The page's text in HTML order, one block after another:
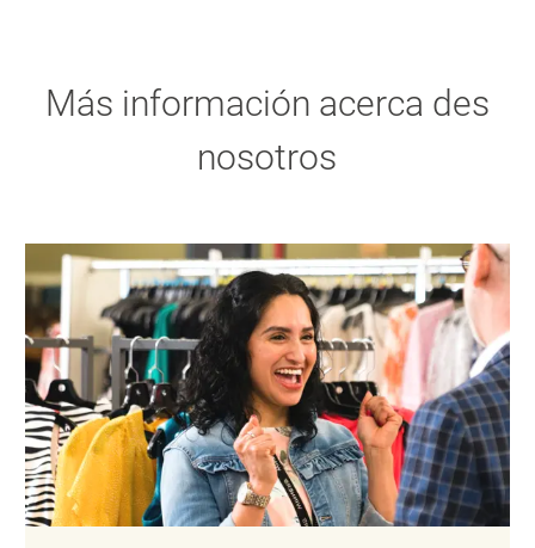
Más información acerca des
nosotros